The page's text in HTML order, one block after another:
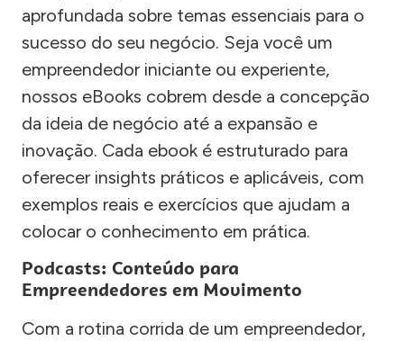
aprofundada sobre temas essenciais para o
sucesso do seu negócio. Seja você um
empreendedor iniciante ou experiente,
nossos eBooks cobrem desde a concepção
da ideia de negócio até a expansão e
inovação. Cada ebook é estruturado para
oferecer insights práticos e aplicáveis, com
exemplos reais e exercícios que ajudam a
colocar o conhecimento em prática.
Podcasts: Conteúdo para
Empreendedores em Movimento
Com a rotina corrida de um empreendedor,